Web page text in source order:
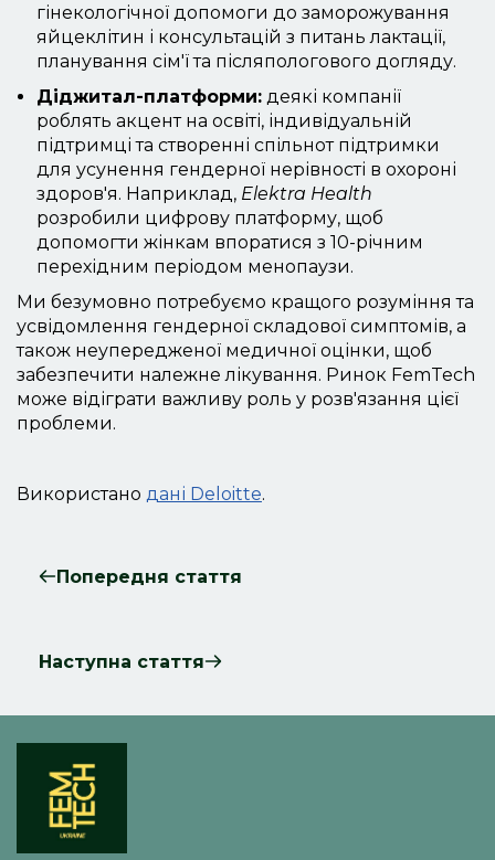
гінекологічної допомоги до заморожування
яйцеклітин і консультацій з питань лактації,
планування сім'ї та післяпологового догляду.
Діджитал-платформи:деякі компанії
роблять акцент на освіті, індивідуальній
підтримці та створенні спільнот підтримки
для усунення гендерної нерівності в охороні
здоров'я. Наприклад, Elektra Health
розробили цифрову платформу, щоб
допомогти жінкам впоратися з 10-річним
перехідним періодом менопаузи.
Ми безумовно потребуємо кращого розуміння та
усвідомлення гендерної складової симптомів, а
також неупередженої медичної оцінки, щоб
забезпечити належне лікування. Ринок FemTech
може відіграти важливу роль у розв'язання цієї
проблеми.
Використано дані Deloitte.
Попередня стаття
Наступна стаття